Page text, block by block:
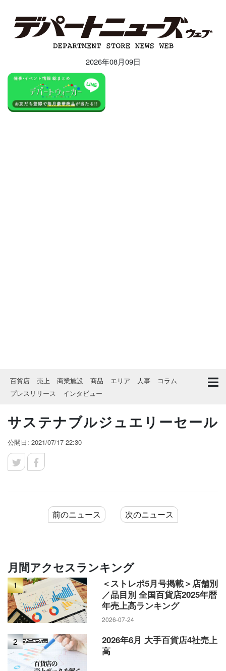
2026年08月09日
百貨店 売上 商業施設 商品 エリア 人事
コラム
プレスリリース
インタビュー
サステナブルジュエリーセール
公開日: 2021/07/17 22:30
前のニュース 次のニュース
月間アクセスランキング
1
＜ストレポ5月号掲載＞店舗別
／品目別 全国百貨店2025年暦
年売上高ランキング
2026-07-24
2
2026年6月 大手百貨店4社売上
高